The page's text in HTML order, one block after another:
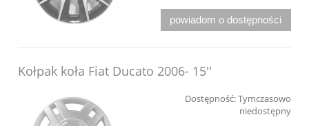
powiadom o dostępności
Kołpak koła Fiat Ducato 2006- 15''
Dostępność:Tymczasowo
niedostępny